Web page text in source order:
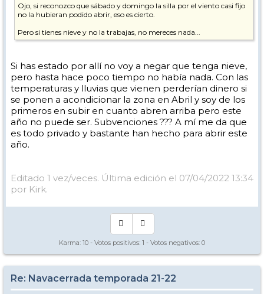
Ojo, si reconozco que sábado y domingo la silla por el viento casi fijo
no la hubieran podido abrir, eso es cierto.
Pero si tienes nieve y no la trabajas, no mereces nada...
Si has estado por allí no voy a negar que tenga nieve,
pero hasta hace poco tiempo no había nada. Con las
temperaturas y lluvias que vienen perderían dinero si
se ponen a acondicionar la zona en Abril y soy de los
primeros en subir en cuanto abren arriba pero este
año no puede ser. Subvenciones ??? A mí me da que
es todo privado y bastante han hecho para abrir este
año.
Editado 1 vez/veces. Última edición el 07/04/2022 13:34
por Kirk.
Karma: 10 - Votos positivos: 1 - Votos negativos: 0
Re: Navacerrada temporada 21-22